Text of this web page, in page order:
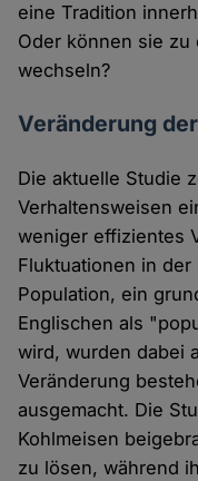
eine Tradition
Oder können sie zu
wechseln?
Veränderung
Die aktuelle Studie
Verhaltensweisen
weniger effizientes
Fluktuationen in
Population, ein
Englischen als
wird, wurden dabei
Veränderung
ausgemacht. Die
Kohlmeisen
zu lösen, während